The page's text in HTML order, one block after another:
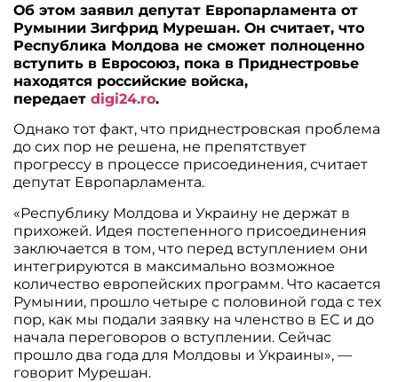
Об этом заявил депутат Европарламента от
Румынии Зигфрид Мурешан. Он считает, что
Республика Молдова не сможет полноценно
вступить в Евросоюз, пока в Приднестровье
находятся российские войска,
передает digi24.ro.
Однако тот факт, что приднестровская проблема
до сих пор не решена, не препятствует
прогрессу в процессе присоединения, считает
депутат Европарламента.
«Республику Молдова и Украину не держат в
прихожей. Идея постепенного присоединения
заключается в том, что перед вступлением они
интегрируются в максимально возможное
количество европейских программ. Что касается
Румынии, прошло четыре с половиной года с тех
пор, как мы подали заявку на членство в ЕС и до
начала переговоров о вступлении. Сейчас
прошло два года для Молдовы и Украины», —
говорит Мурешан.